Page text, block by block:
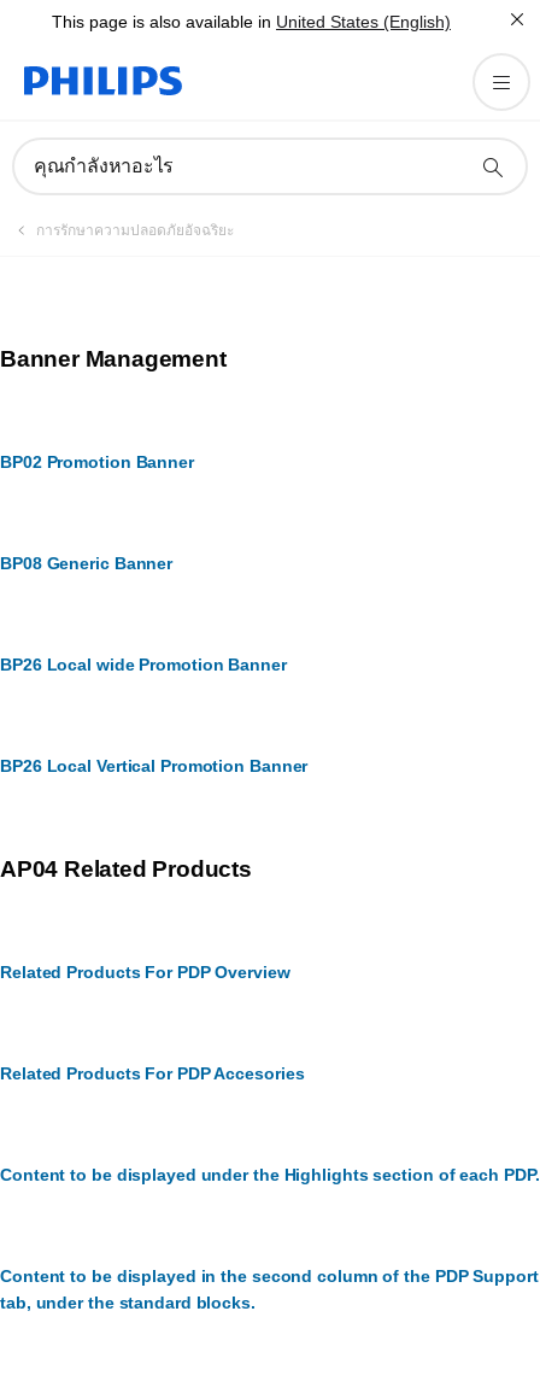
This page is also available in United States (English)
คุณกำลังหาอะไร
การรักษาความปลอดภัยอัจฉริยะ
Banner Management
BP02 Promotion Banner
BP08 Generic Banner
BP26 Local wide Promotion Banner
BP26 Local Vertical Promotion Banner
AP04 Related Products
Related Products For PDP Overview
Related Products For PDP Accesories
Content to be displayed under the Highlights section of each PDP.
Content to be displayed in the second column of the PDP Support
tab, under the standard blocks.